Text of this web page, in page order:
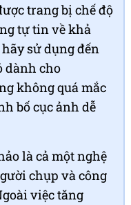
trang bị chế độ
tự tin về khả
sử dụng đến
dành cho
không quá mắc
bố cục ảnh dễ
là cả một nghệ
chụp và công
việc tăng